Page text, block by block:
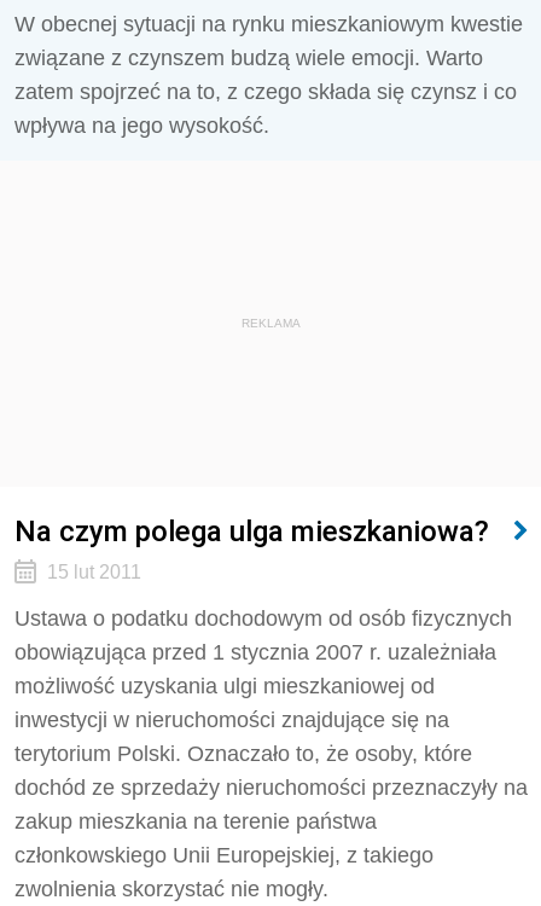
W obecnej sytuacji na rynku mieszkaniowym kwestie
związane z czynszem budzą wiele emocji. Warto
zatem spojrzeć na to, z czego składa się czynsz i co
wpływa na jego wysokość.
REKLAMA
Na czym polega ulga mieszkaniowa?
15 lut 2011
Ustawa o podatku dochodowym od osób fizycznych
obowiązująca przed 1 stycznia 2007 r. uzależniała
możliwość uzyskania ulgi mieszkaniowej od
inwestycji w nieruchomości znajdujące się na
terytorium Polski. Oznaczało to, że osoby, które
dochód ze sprzedaży nieruchomości przeznaczyły na
zakup mieszkania na terenie państwa
członkowskiego Unii Europejskiej, z takiego
zwolnienia skorzystać nie mogły.